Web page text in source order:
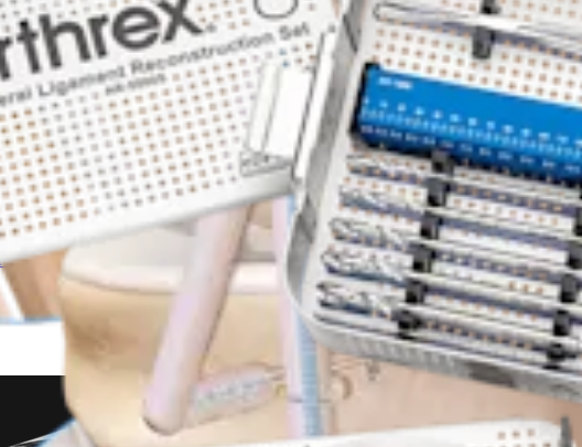
y del ángulo posterolateral (PLC)